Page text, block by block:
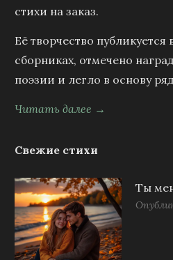
стихи на заказ.
Её творчество публикуется
сборниках, отмечено
поэзии и легло в основу
Читать далее →
Свежие стихи
Ты